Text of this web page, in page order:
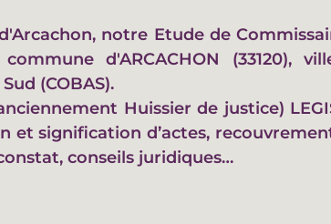
notre Etude de
d'ARCACHON (33120),
(COBAS).
Huissier de justice)
et signification d’actes,
conseils juridiques…